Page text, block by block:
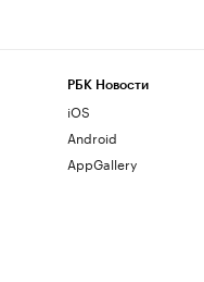
РБК Новости
iOS
Android
AppGallery